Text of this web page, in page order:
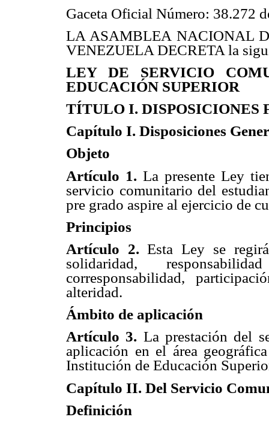
Gaceta Oficial Número: 38.272
LA ASAMBLEA NACIONAL
VENEZUELA DECRETA la
LEY DE SERVICIO
EDUCACIÓN SUPERIOR
TÍTULO I. DISPOSICIONES
Capítulo I. Disposiciones
Objeto
Artículo 1. La presente Ley
servicio comunitario del
pre grado aspire al ejercicio de
Principios
Artículo 2.Esta Ley se
solidaridad,
corresponsabilidad,
alteridad.
Ámbito de aplicación
Artículo 3. La prestación del
aplicación en el área
Institución de Educación
Capítulo II. Del Servicio
Definición